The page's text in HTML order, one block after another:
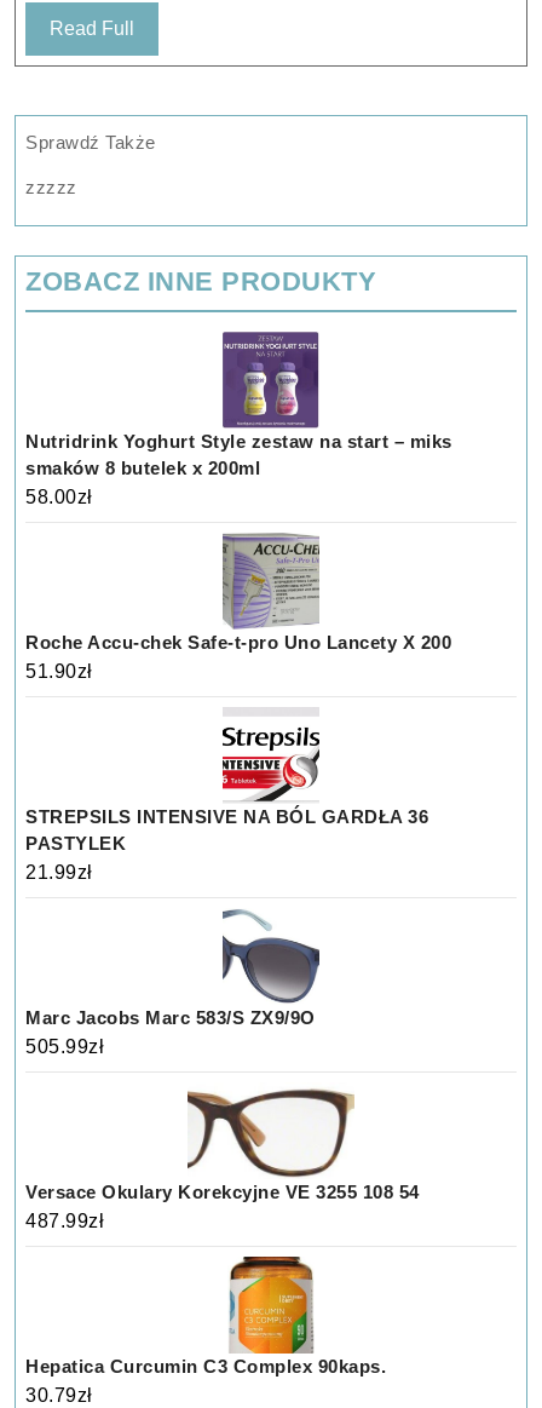
Read Full
Full
Sprawdź Także
zzzzz
ZOBACZ INNE PRODUKTY
Nutridrink Yoghurt Style zestaw na start – miks
smaków 8 butelek x 200ml
58.00zł
Roche Accu-chek Safe-t-pro Uno Lancety X 200
51.90zł
STREPSILS INTENSIVE NA BÓL GARDŁA 36
PASTYLEK
21.99zł
Marc Jacobs Marc 583/S ZX9/9O
505.99zł
Versace Okulary Korekcyjne VE 3255 108 54
487.99zł
Hepatica Curcumin C3 Complex 90kaps.
30.79zł